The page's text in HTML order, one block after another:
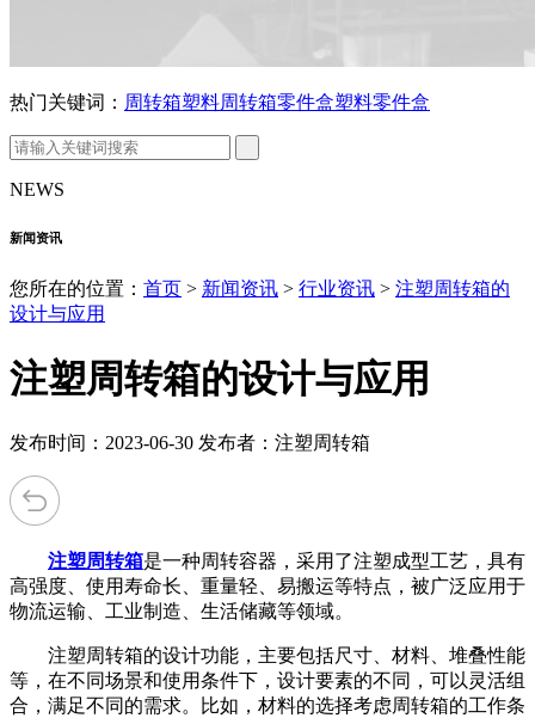
热门关键词： 周转箱塑料周转箱零件盒塑料零件盒
NEWS
新闻资讯
您所在的位置： 首页 > 新闻资讯 > 行业资讯 > 注塑周转箱的
设计与应用
注塑周转箱的设计与应用
发布时间：2023-06-30 发布者：注塑周转箱
注塑周转箱是一种周转容器，采用了注塑成型工艺，具有
高强度、使用寿命长、重量轻、易搬运等特点，被广泛应用于
物流运输、工业制造、生活储藏等领域。
注塑周转箱的设计功能，主要包括尺寸、材料、堆叠性能
等，在不同场景和使用条件下，设计要素的不同，可以灵活组
合，满足不同的需求。比如，材料的选择考虑周转箱的工作条